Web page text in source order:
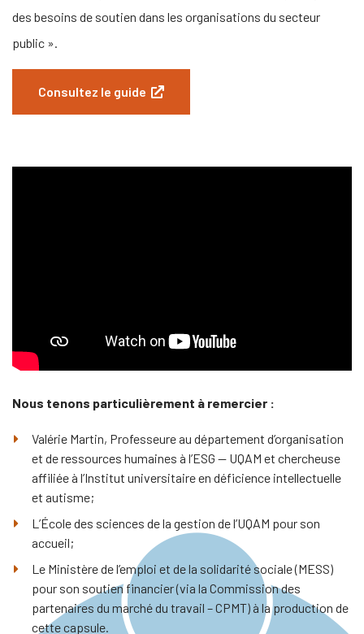
des besoins de soutien dans les organisations du secteur
public ».
Consultez le guide (this link will open in a new
Nous tenons particulièrement à remercier :
Valérie Martin, Professeure au département d’organisation
et de ressources humaines à l’ESG — UQAM et chercheuse
affiliée à l’Institut universitaire en déficience intellectuelle
et autisme;
L’École des sciences de la gestion de l’UQAM pour son
accueil;
Le Ministère de l’emploi et de la solidarité sociale (MESS)
pour son soutien financier (via la Commission des
partenaires du marché du travail – CPMT) à la production de
cette capsule.